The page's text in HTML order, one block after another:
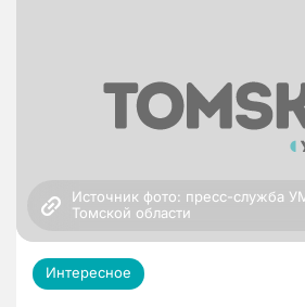
Источник фото: пресс-служба
Томской области
Интересное